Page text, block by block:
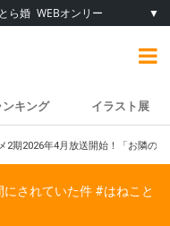
とら婚 WEBオンリー ▼
ンキング イラスト展
2期2026年4月放送開始！「お隣の
されていた件 #はねこと